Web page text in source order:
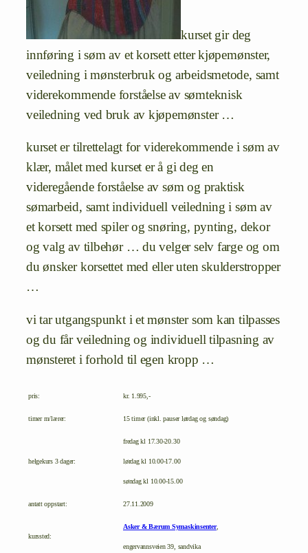
kurset gir deg
innføring i søm av et korsett etter kjøpemønster,
veiledning i mønsterbruk og arbeidsmetode, samt
viderekommende forståelse av sømteknisk
veiledning ved bruk av kjøpemønster …
kurset er tilrettelagt for viderekommende i søm av
klær, målet med kurset er å gi deg en
videregående forståelse av søm og praktisk
sømarbeid, samt individuell veiledning i søm av
et korsett med spiler og snøring, pynting, dekor
og valg av tilbehør … du velger selv farge og om
du ønsker korsettet med eller uten skulderstropper
…
vi tar utgangspunkt i et mønster som kan tilpasses
og du får veiledning og individuell tilpasning av
mønsteret i forhold til egen kropp …
pris: kr. 1.995,-
timer m/lærer: 15 timer (inkl. pauser lørdag og søndag)
helgekurs 3 dager:
fredag kl 17.30-20.30
lørdag kl 10.00-17.00
søndag kl 10.00-15.00
antatt oppstart: 27.11.2009
kurssted:
Asker & Bærum Symaskinsenter,
engervannsveien 39, sandvika